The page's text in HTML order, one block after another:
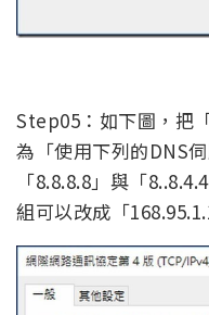
Step05：如下圖，把
為「使用下列的DNS
「8.8.8.8」與「
組可以改成「